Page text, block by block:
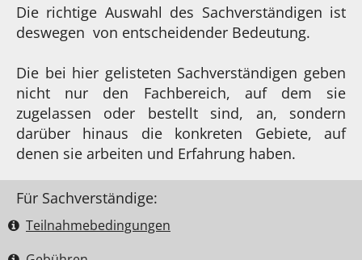
Die richtige Auswahl des Sachverständigen ist
deswegen von entscheidender Bedeutung.
Die bei hier gelisteten Sachverständigen geben
nicht nur den Fachbereich, auf dem sie
zugelassen oder bestellt sind, an, sondern
darüber hinaus die konkreten Gebiete, auf
denen sie arbeiten und Erfahrung haben.
Für Sachverständige:
Teilnahme­bedingungen